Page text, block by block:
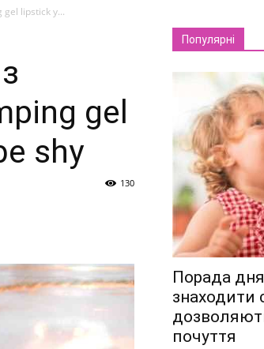
lipstick у...
gel
shy
130
Популярні
Порада
знаходити
почуття